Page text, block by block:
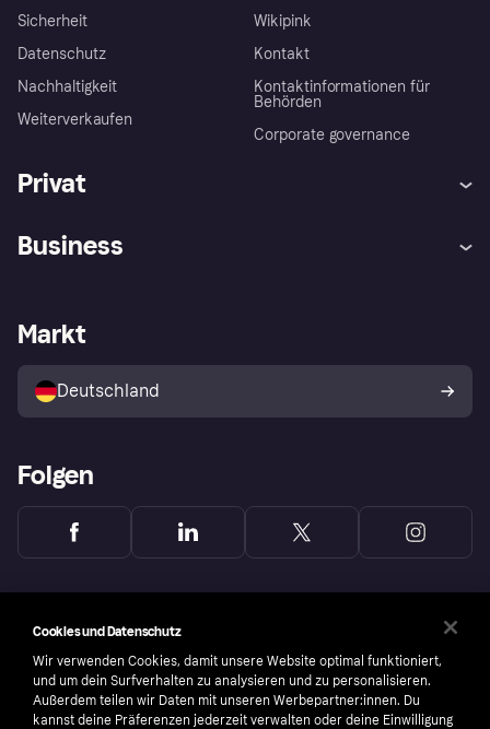
Sicherheit
Datenschutz
Nachhaltigkeit
Weiterverkaufen
Wikipink
Kontakt
Kontaktinformationen für
Behörden
Corporate governance
Privat
Klarna App
Shops entdecken
Käuferschutzrichtlinie
Dein Widerrufsrecht
Business
Händlerportal
Markt
Deutschland
Folgen
Cookies und Datenschutz
Wir verwenden Cookies, damit unsere Website optimal funktioniert,
und um dein Surfverhalten zu analysieren und zu personalisieren.
Außerdem teilen wir Daten mit unseren Werbepartner:innen. Du
kannst deine Präferenzen jederzeit verwalten oder deine Einwilligung